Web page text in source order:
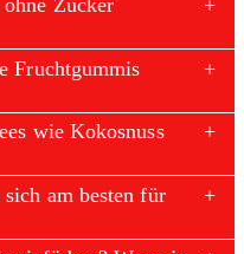
Zucker
Fruchtgummis
wie Kokosnuss
am besten für